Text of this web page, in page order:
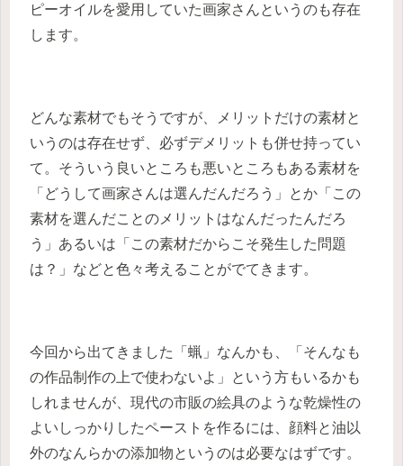
ピーオイルを愛用していた画家さんというのも存在
します。
どんな素材でもそうですが、メリットだけの素材と
いうのは存在せず、必ずデメリットも併せ持ってい
て。そういう良いところも悪いところもある素材を
「どうして画家さんは選んだんだろう」とか「この
素材を選んだことのメリットはなんだったんだろ
う」あるいは「この素材だからこそ発生した問題
は？」などと色々考えることがでてきます。
今回から出てきました「蝋」なんかも、「そんなも
の作品制作の上で使わないよ」という方もいるかも
しれませんが、現代の市販の絵具のような乾燥性の
よいしっかりしたペーストを作るには、顔料と油以
外のなんらかの添加物というのは必要なはずです。